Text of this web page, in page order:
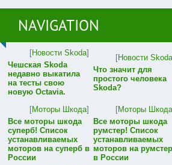
NAVIGATION
[Новости Skoda]
Чешская Skoda
недавно выкатила
на тесты свою
новую Octavia.
[Новости Skoda
Что значит для
простого человека
Skoda?
[Моторы Шкода]
Все моторы шкода
суперб! Список
устанавливаемых
моторов на суперб в
России
[Моторы Шкода
Все моторы шкода
румстер! Список
устанавливаемых
моторов на румстер
в России